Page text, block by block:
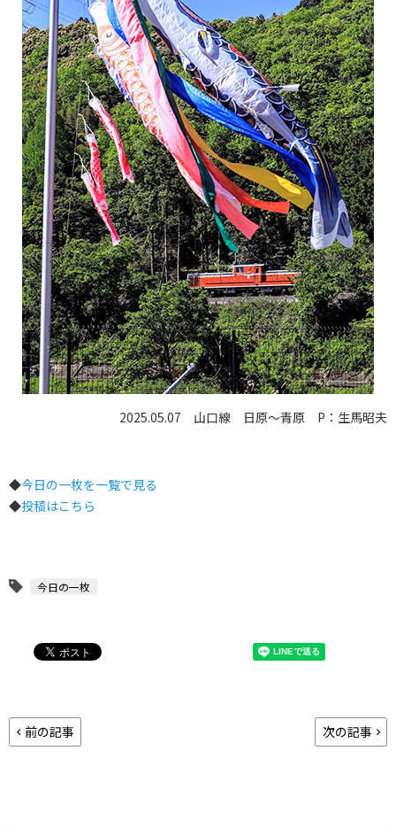
2025.05.07 山口線 日原〜青原 P：生馬昭夫
◆今日の一枚を一覧で見る
◆投稿はこちら
今日の一枚
前の記事 次の記事